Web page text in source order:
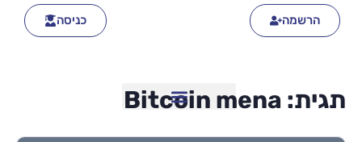
הרשמה כניסה
תגית: Bitcoin mena